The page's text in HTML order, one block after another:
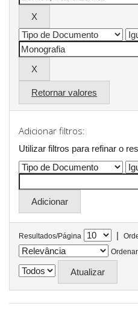
Retornar valores
Adicionar filtros:
Utilizar filtros para refinar o
Resultados/Página |
Ordenar